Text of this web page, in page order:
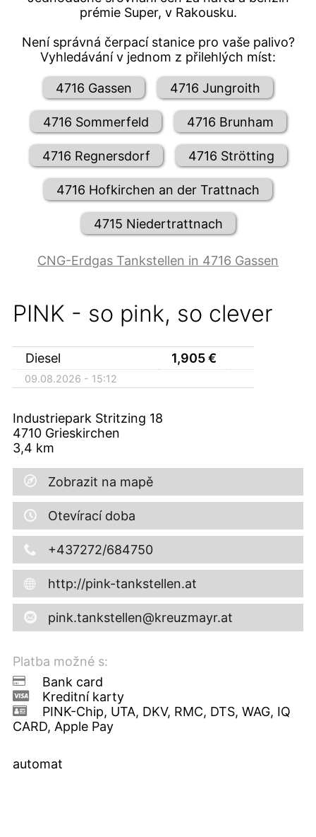
prémie Super, v Rakousku.
Není správná čerpací stanice pro vaše palivo?
Vyhledávání v jednom z přilehlých míst:
4716 Gassen 4716 Jungroith
4716 Sommerfeld 4716 Brunham
4716 Regnersdorf 4716 Strötting
4716 Hofkirchen an der Trattnach
4715 Niedertrattnach
CNG-Erdgas Tankstellen in 4716 Gassen
PINK - so pink, so clever
Diesel 1,905€
09.08.2026 - 15:12
Industriepark Stritzing 18
4710 Grieskirchen
3,4 km
Zobrazit na mapě
Otevírací doba
+437272/684750
http://pink-tankstellen.at
pink.tankstellen@kreuzmayr.at
Platba možné s:
Bank card
Kreditní karty
PINK-Chip, UTA, DKV, RMC, DTS, WAG, IQ
CARD, Apple Pay
automat